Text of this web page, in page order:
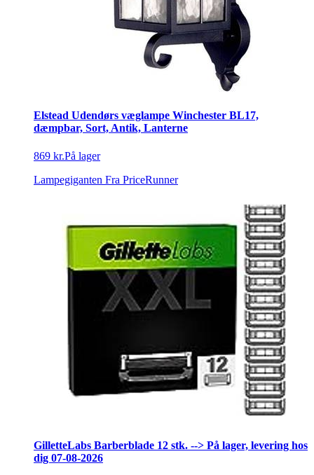
Elstead Udendørs væglampe Winchester BL17,
dæmpbar, Sort, Antik, Lanterne
869 kr.På lager
Lampegiganten Fra PriceRunner
GilletteLabs Barberblade 12 stk. --> På lager, levering hos
dig 07-08-2026